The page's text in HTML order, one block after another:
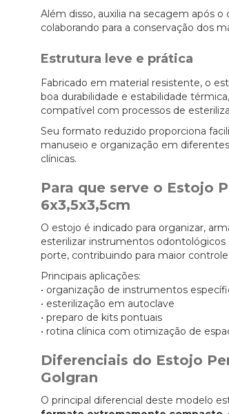
Além disso, auxilia na secagem após o
colaborando para a conservação dos
Estrutura leve e prática
Fabricado em material resistente, o
boa durabilidade e estabilidade
compatível com processos de
Seu formato reduzido proporciona
manuseio e organização em
clínicas.
Para que serve o Estojo
6x3,5x3,5cm
O estojo é indicado para organizar,
esterilizar instrumentos odontológicos
porte, contribuindo para maior
Principais aplicações:
• organização de instrumentos
• esterilização em autoclave
• preparo de kits pontuais
• rotina clínica com otimização de
Diferenciais do Estojo
Golgran
O principal diferencial deste modelo